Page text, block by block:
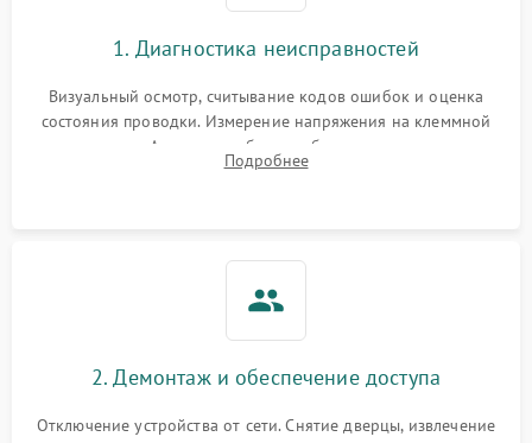
1. Диагностика неисправностей
Визуальный осмотр, считывание кодов ошибок и оценка
состояния проводки. Измерение напряжения на клеммной
колодке. Анализ жалоб на проблемы с нагревом,
конвекцией, панелью управления или блокировкой дверцы.
Подробнее
2. Демонтаж и обеспечение доступа
Отключение устройства от сети. Снятие дверцы, извлечение